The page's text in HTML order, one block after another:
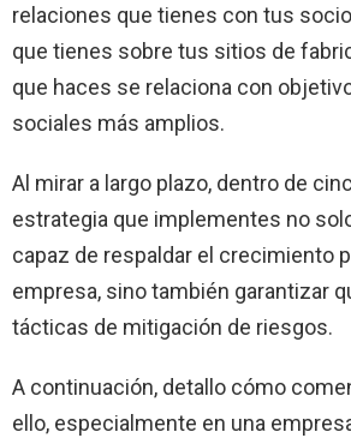
relaciones que tienes con tus
que tienes sobre tus sitios de
que haces se relaciona con
sociales más amplios.
Al mirar a largo plazo, dentro de
estrategia que implementes no
capaz de respaldar el crecimiento
empresa, sino también garantizar
tácticas de mitigación de riesgos.
A continuación, detallo cómo
ello, especialmente en una